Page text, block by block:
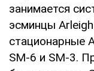
занимается
эсминцы
стационарные
SM-6 и SM-3.